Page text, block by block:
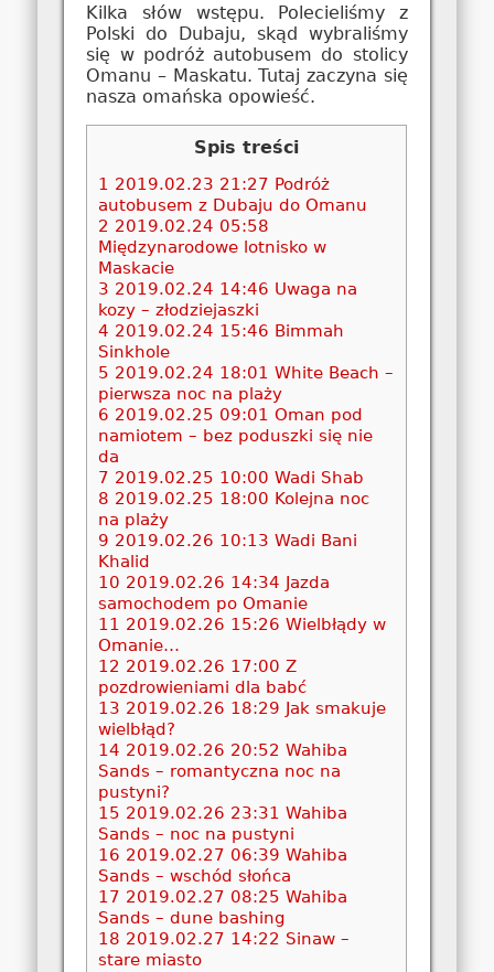
Kilka słów wstępu. Polecieliśmy z
Polski do Dubaju, skąd wybraliśmy
się w podróż autobusem do stolicy
Omanu – Maskatu. Tutaj zaczyna się
nasza omańska opowieść.
Spis treści
1 2019.02.23 21:27 Podróż
autobusem z Dubaju do Omanu
2 2019.02.24 05:58
Międzynarodowe lotnisko w
Maskacie
3 2019.02.24 14:46 Uwaga na
kozy – złodziejaszki
4 2019.02.24 15:46 Bimmah
Sinkhole
5 2019.02.24 18:01 White Beach –
pierwsza noc na plaży
6 2019.02.25 09:01 Oman pod
namiotem – bez poduszki się nie
da
7 2019.02.25 10:00 Wadi Shab
8 2019.02.25 18:00 Kolejna noc
na plaży
9 2019.02.26 10:13 Wadi Bani
Khalid
10 2019.02.26 14:34 Jazda
samochodem po Omanie
11 2019.02.26 15:26 Wielbłądy w
Omanie…
12 2019.02.26 17:00 Z
pozdrowieniami dla babć
13 2019.02.26 18:29 Jak smakuje
wielbłąd?
14 2019.02.26 20:52 Wahiba
Sands – romantyczna noc na
pustyni?
15 2019.02.26 23:31 Wahiba
Sands – noc na pustyni
16 2019.02.27 06:39 Wahiba
Sands – wschód słońca
17 2019.02.27 08:25 Wahiba
Sands – dune bashing
18 2019.02.27 14:22 Sinaw –
stare miasto